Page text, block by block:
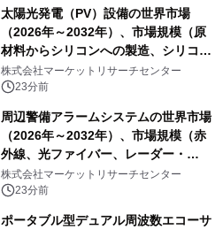
太陽光発電（PV）設備の世界市場
（2026年～2032年）、市場規模（原
材料からシリコンへの製造、シリコン
からインゴットへの製造、インゴット
からウェハーへの製造、ウェハーから
の製造）・分析レポートを発表
株式会社マーケットリサーチセンター
23分前
周辺警備アラームシステムの世界市場
（2026年～2032年）、市場規模（赤
外線、光ファイバー、レーダー・
LiDAR、マイクロ波バリア、その
他）・分析レポートを発表
株式会社マーケットリサーチセンター
23分前
ポータブル型デュアル周波数エコーサ